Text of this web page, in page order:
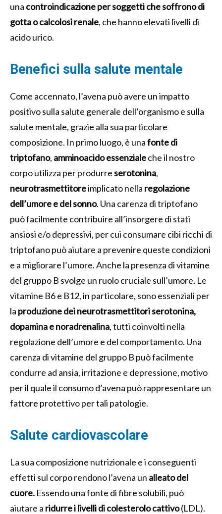
una controindicazione per soggetti che soffrono di
gotta o calcolosi renale, che hanno elevati livelli di
acido urico.
Benefici sulla salute mentale
Come accennato, l’avena può avere un impatto
positivo sulla salute generale dell’organismo e sulla
salute mentale, grazie alla sua particolare
composizione. In primo luogo, è unafonte di
triptofano, amminoacidoessenzialeche il nostro
corpo utilizza per produrreserotonina,
neurotrasmettitoreimplicato nella regolazione
dell’umore e del sonno. Una carenza di triptofano
può facilmente contribuire all’insorgere di stati
ansiosi e/o depressivi, per cui consumare cibi ricchi di
triptofano può aiutare a prevenire queste condizioni
e a migliorare l’umore. Anche la presenza di vitamine
del gruppo B svolge un ruolo cruciale sull’umore. Le
vitamine B6 e B12, in particolare, sono essenziali per
la produzione dei neurotrasmettitori serotonina,
dopamina e noradrenalina, tutti coinvolti nella
regolazione dell’umore e del comportamento. Una
carenza di vitamine del gruppo B può facilmente
condurre ad ansia, irritazione e depressione, motivo
per il quale il consumo d’avena può rappresentare un
fattore protettivo per tali patologie.
Salute cardiovascolare
La sua composizione nutrizionale e i conseguenti
effetti sul corpo rendono l’avena un alleato del
cuore. Essendo una fonte di fibre solubili, può
aiutare a ridurre i livelli di colesterolo cattivo(LDL).